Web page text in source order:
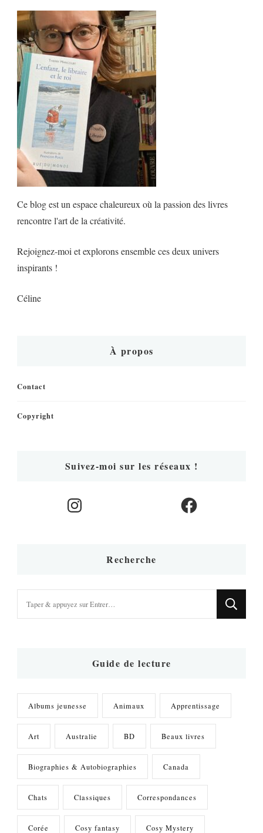
Ce blog est un espace chaleureux où la passion des livres
rencontre l'art de la créativité.
Rejoignez-moi et explorons ensemble ces deux univers
inspirants !
Céline
À propos
Contact
Copyright
Suivez-moi sur les réseaux !
Instagram Facebook
Recherche
Guide de lecture
Albums jeunesse Animaux Apprentissage
Art Australie BD Beaux livres
Biographies & Autobiographies Canada
Chats Classiques Correspondances
Corée Cosy fantasy Cosy Mystery